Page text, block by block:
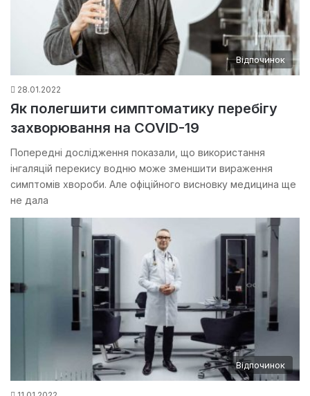
Відпочинок
28.01.2022
Як полегшити симптоматику перебігу
захворювання на COVID-19
Попередні дослідження показали, що використання
інгаляцій перекису водню може зменшити вираження
симптомів хвороби. Але офіційного висновку медицина ще
не дала
Відпочинок